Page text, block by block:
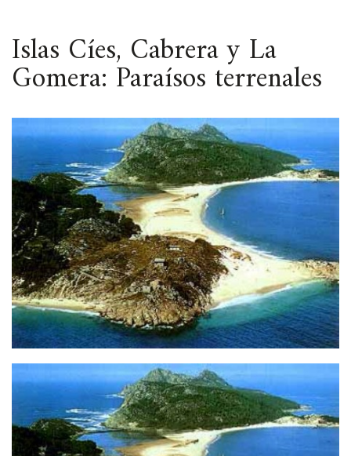
ESPACIO
Islas Cíes, Cabrera y La
Gomera: Paraísos terrenales